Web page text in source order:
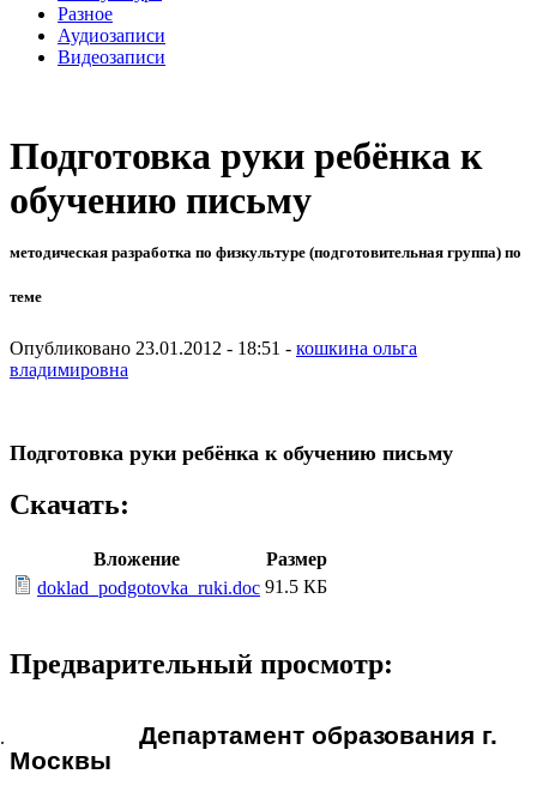
Разное
Аудиозаписи
Видеозаписи
Подготовка руки ребёнка к
обучению письму
методическая разработка по физкультуре (подготовительная группа) по
теме
Опубликовано 23.01.2012 - 18:51 - кошкина ольга
владимировна
Подготовка руки ребёнка к обучению письму
Скачать:
Вложение
Размер
doklad_podgotovka_ruki.doc 91.5 КБ
Предварительный просмотр:
Департамент образования г.
Москвы